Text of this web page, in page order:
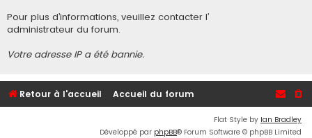
Pour plus d’informations, veuillez contacter l’
administrateur du forum.
Votre adresse IP a été bannie.
Retour à l'accueil Accueil du forum
Flat Style by Ian Bradley
Développé par phpBB® Forum Software © phpBB Limited